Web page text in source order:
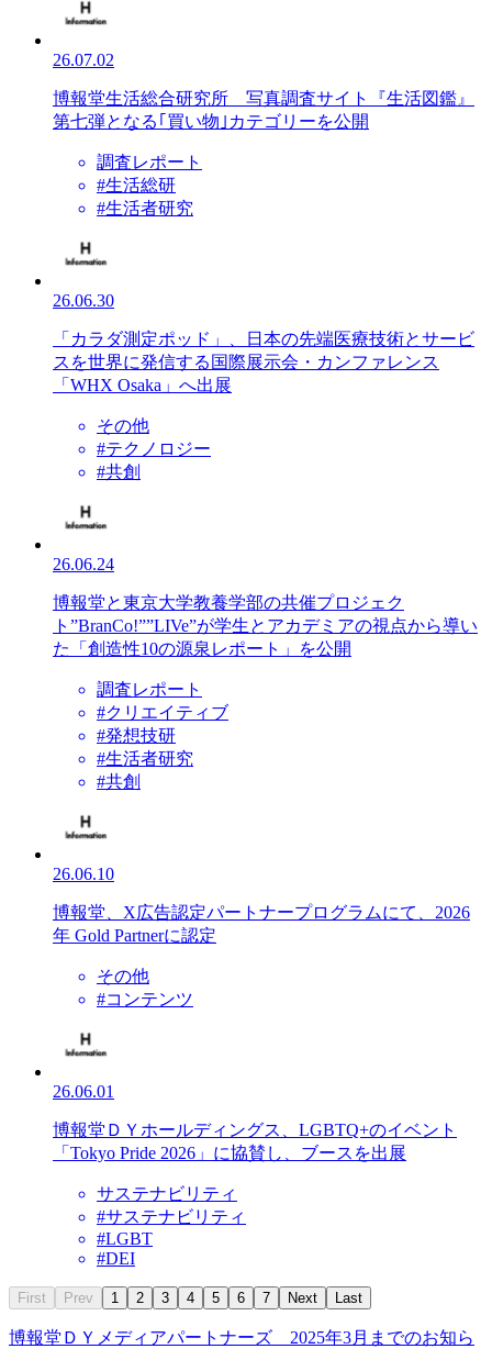
26.07.02
博報堂生活総合研究所 写真調査サイト『生活図鑑』
第七弾となる｢買い物｣カテゴリーを公開
調査レポート
#生活総研
#生活者研究
26.06.30
「カラダ測定ポッド」、日本の先端医療技術とサービ
スを世界に発信する国際展示会・カンファレンス
「WHX Osaka」へ出展
その他
#テクノロジー
#共創
26.06.24
博報堂と東京大学教養学部の共催プロジェク
ト”BranCo!””LIVe”が学生とアカデミアの視点から導い
た「創造性10の源泉レポート」を公開
調査レポート
#クリエイティブ
#発想技研
#生活者研究
#共創
26.06.10
博報堂、X広告認定パートナープログラムにて、2026
年 Gold Partnerに認定
その他
#コンテンツ
26.06.01
博報堂ＤＹホールディングス、LGBTQ+のイベント
「Tokyo Pride 2026」に協賛し、ブースを出展
サステナビリティ
#サステナビリティ
#LGBT
#DEI
First Prev 1 2 3 4 5 6 7 Next Last
博報堂ＤＹメディアパートナーズ 2025年3月までのお知ら